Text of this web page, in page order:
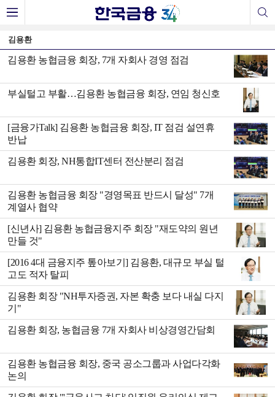
김용환
김용환 농협금융 회장, 7개 자회사 경영 점검
부실털고 부활…김용환 농협금융 회장, 연임 청신호
[금융가Talk] 김용환 농협금융 회장, IT 점검 설연휴
반납
김용환 회장, NH통합IT센터 전산분리 점검
김용환 농협금융 회장 "경영목표 반드시 달성" 7개
계열사 협약
[신년사] 김용환 농협금융지주 회장 "재도약의 원년
만들 것"
[2016 4대 금융지주 톺아보기] 김용환, 대규모 부실 털
고도 적자 탈피
김용환 회장 "NH투자증권, 자본 확충 보다 내실 다지
기"
김용환 회장, 농협금융 7개 자회사 비상경영간담회
김용환 농협금융 회장, 중국 공소그룹과 사업다각화
논의